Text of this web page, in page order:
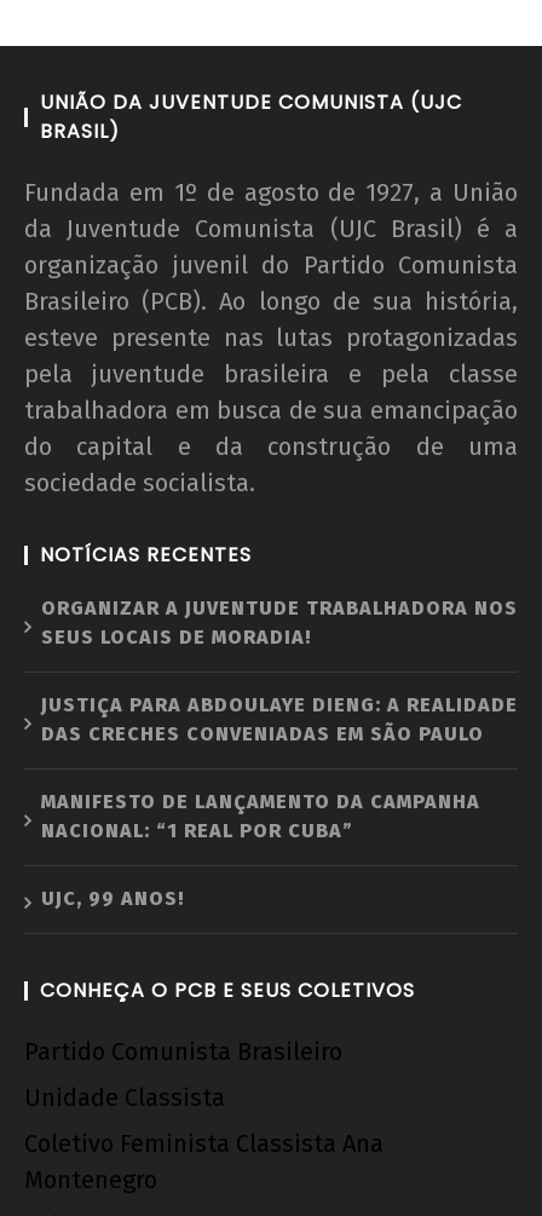
UNIÃO DA JUVENTUDE COMUNISTA (UJC
BRASIL)
Fundada em 1º de agosto de 1927, a União
da Juventude Comunista (UJC Brasil) é a
organização juvenil do Partido Comunista
Brasileiro (PCB). Ao longo de sua história,
esteve presente nas lutas protagonizadas
pela juventude brasileira e pela classe
trabalhadora em busca de sua emancipação
do capital e da construção de uma
sociedade socialista.
NOTÍCIAS RECENTES
ORGANIZAR A JUVENTUDE TRABALHADORA NOS
SEUS LOCAIS DE MORADIA!
JUSTIÇA PARA ABDOULAYE DIENG: A REALIDADE
DAS CRECHES CONVENIADAS EM SÃO PAULO
MANIFESTO DE LANÇAMENTO DA CAMPANHA
NACIONAL: “1 REAL POR CUBA”
UJC, 99 ANOS!
CONHEÇA O PCB E SEUS COLETIVOS
Partido Comunista Brasileiro
Unidade Classista
Coletivo Feminista Classista Ana
Montenegro